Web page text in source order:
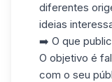
diferentes
ideias
➡️ O que
O objetivo é
com o seu